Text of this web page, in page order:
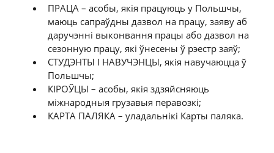
ПРАЦА – асобы, якія працуюць у Польшчы,
маюць сапраўдны дазвол на працу, заяву аб
даручэнні выконвання працы або дазвол на
сезонную працу, які ўнесены ў рэестр заяў;
СТУДЭНТЫ І НАВУЧЭНЦЫ, якія навучаюцца ў
Польшчы;
КІРОЎЦЫ – асобы, якія здзяйсняюць
міжнародныя грузавыя перавозкі;
КАРТА ПАЛЯКА – уладальнікі Карты паляка.